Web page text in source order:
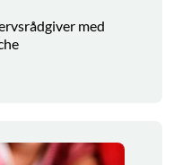
med